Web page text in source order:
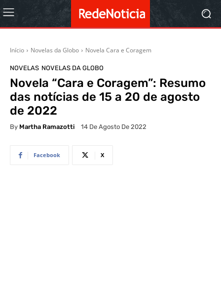
Início Novelas da Globo Novela Cara e Coragem
NOVELAS NOVELAS DA GLOBO
Novela “Cara e Coragem”: Resumo
das notícias de 15 a 20 de agosto
de 2022
By Martha Ramazotti 14 De Agosto De 2022
Facebook X